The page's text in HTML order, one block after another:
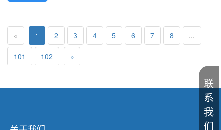
« 1 2 3 4 5 6 7 8 ...
101 102 »
联
系
我
们